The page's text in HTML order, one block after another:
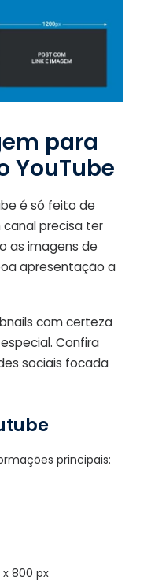
para
YouTube
é só feito de
precisa ter
as imagens de
apresentação a
com certeza
Confira
sociais focada
principais:
800 px